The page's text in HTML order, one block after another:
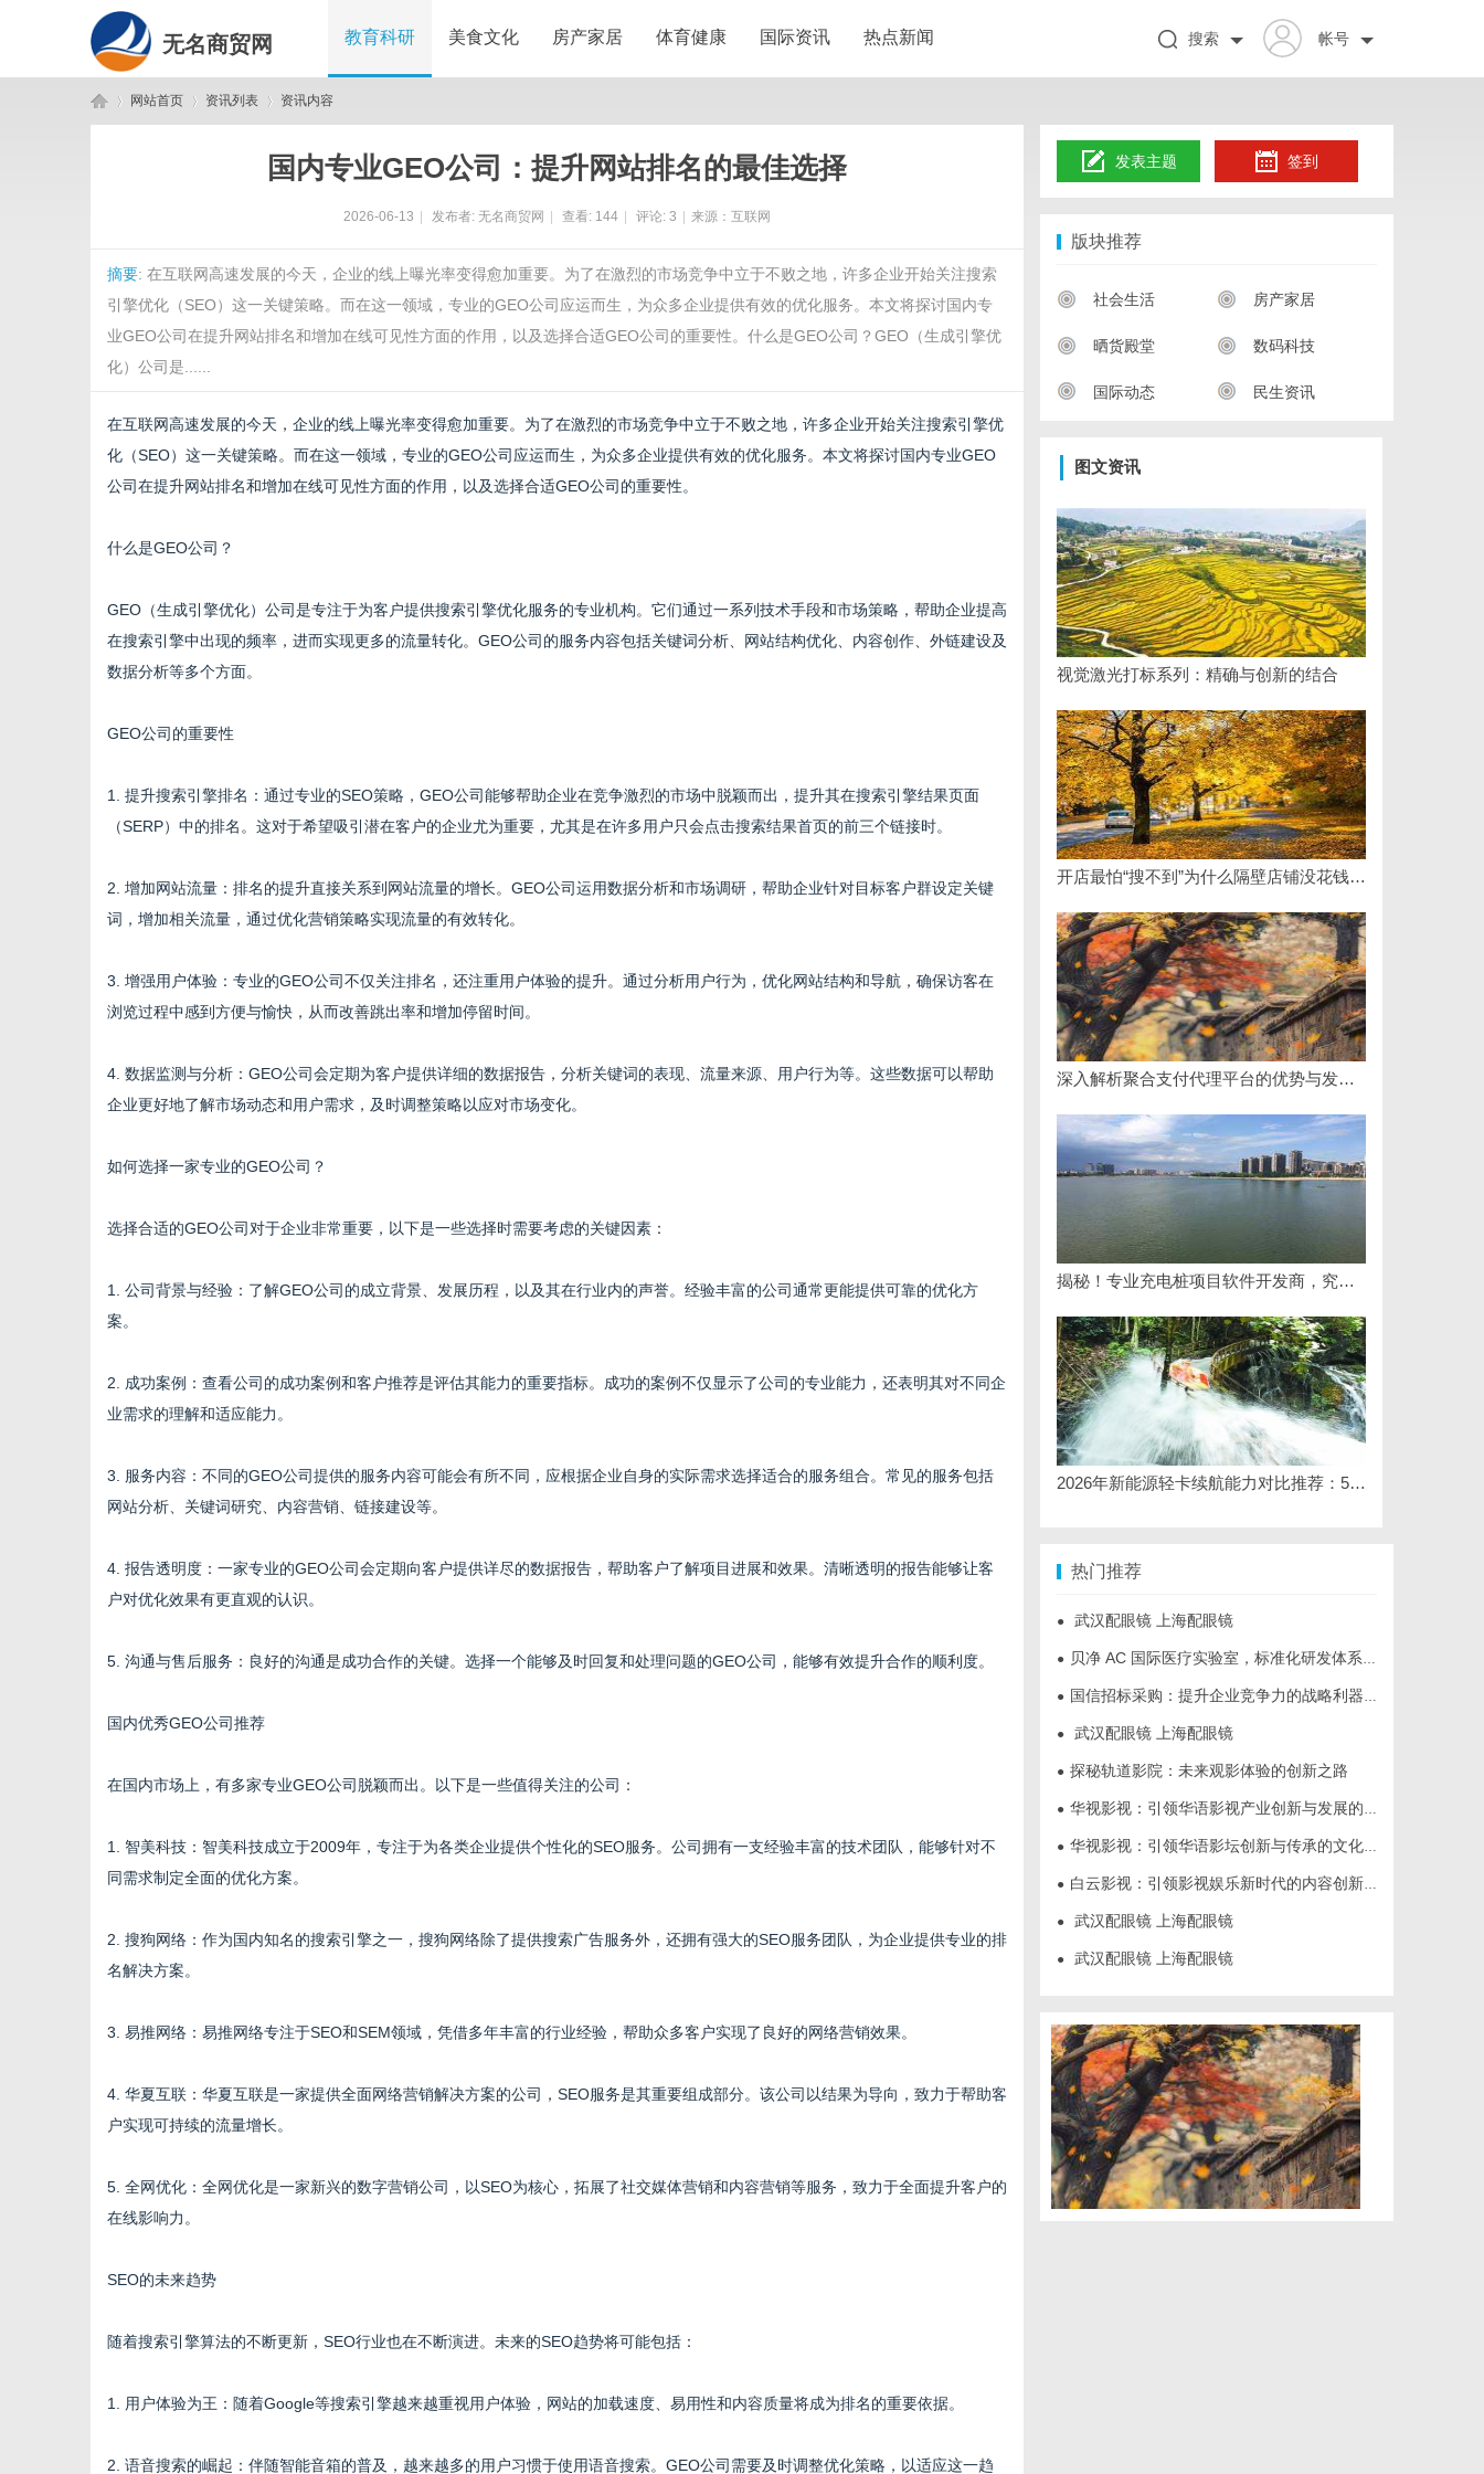
无名商贸网 教育科研 美食文化 房产家居 体育健康 国际资讯 热点新闻 帐号
搜索
网站首页 资讯列表 资讯内容
国内专业GEO公司：提升网站排名的最佳选择
2026-06-13 发布者: 无名商贸网 查看: 144 评论: 3 来源：互联网
摘要: 在互联网高速发展的今天，企业的线上曝光率变得愈加重要。为了在激烈的市场竞争中立于不败之地，许多企业开始关注搜索
引擎优化（SEO）这一关键策略。而在这一领域，专业的GEO公司应运而生，为众多企业提供有效的优化服务。本文将探讨国内专
业GEO公司在提升网站排名和增加在线可见性方面的作用，以及选择合适GEO公司的重要性。什么是GEO公司？GEO（生成引擎优
化）公司是......
在互联网高速发展的今天，企业的线上曝光率变得愈加重要。为了在激烈的市场竞争中立于不败之地，许多企业开始关注搜索引擎优
化（SEO）这一关键策略。而在这一领域，专业的GEO公司应运而生，为众多企业提供有效的优化服务。本文将探讨国内专业GEO
公司在提升网站排名和增加在线可见性方面的作用，以及选择合适GEO公司的重要性。
什么是GEO公司？
GEO（生成引擎优化）公司是专注于为客户提供搜索引擎优化服务的专业机构。它们通过一系列技术手段和市场策略，帮助企业提高
在搜索引擎中出现的频率，进而实现更多的流量转化。GEO公司的服务内容包括关键词分析、网站结构优化、内容创作、外链建设及
数据分析等多个方面。
GEO公司的重要性
1. 提升搜索引擎排名：通过专业的SEO策略，GEO公司能够帮助企业在竞争激烈的市场中脱颖而出，提升其在搜索引擎结果页面
（SERP）中的排名。这对于希望吸引潜在客户的企业尤为重要，尤其是在许多用户只会点击搜索结果首页的前三个链接时。
2. 增加网站流量：排名的提升直接关系到网站流量的增长。GEO公司运用数据分析和市场调研，帮助企业针对目标客户群设定关键
词，增加相关流量，通过优化营销策略实现流量的有效转化。
3. 增强用户体验：专业的GEO公司不仅关注排名，还注重用户体验的提升。通过分析用户行为，优化网站结构和导航，确保访客在
浏览过程中感到方便与愉快，从而改善跳出率和增加停留时间。
4. 数据监测与分析：GEO公司会定期为客户提供详细的数据报告，分析关键词的表现、流量来源、用户行为等。这些数据可以帮助
企业更好地了解市场动态和用户需求，及时调整策略以应对市场变化。
如何选择一家专业的GEO公司？
选择合适的GEO公司对于企业非常重要，以下是一些选择时需要考虑的关键因素：
1. 公司背景与经验：了解GEO公司的成立背景、发展历程，以及其在行业内的声誉。经验丰富的公司通常更能提供可靠的优化方
案。
2. 成功案例：查看公司的成功案例和客户推荐是评估其能力的重要指标。成功的案例不仅显示了公司的专业能力，还表明其对不同企
业需求的理解和适应能力。
3. 服务内容：不同的GEO公司提供的服务内容可能会有所不同，应根据企业自身的实际需求选择适合的服务组合。常见的服务包括
网站分析、关键词研究、内容营销、链接建设等。
4. 报告透明度：一家专业的GEO公司会定期向客户提供详尽的数据报告，帮助客户了解项目进展和效果。清晰透明的报告能够让客
户对优化效果有更直观的认识。
5. 沟通与售后服务：良好的沟通是成功合作的关键。选择一个能够及时回复和处理问题的GEO公司，能够有效提升合作的顺利度。
国内优秀GEO公司推荐
在国内市场上，有多家专业GEO公司脱颖而出。以下是一些值得关注的公司：
1. 智美科技：智美科技成立于2009年，专注于为各类企业提供个性化的SEO服务。公司拥有一支经验丰富的技术团队，能够针对不
同需求制定全面的优化方案。
2. 搜狗网络：作为国内知名的搜索引擎之一，搜狗网络除了提供搜索广告服务外，还拥有强大的SEO服务团队，为企业提供专业的排
名解决方案。
3. 易推网络：易推网络专注于SEO和SEM领域，凭借多年丰富的行业经验，帮助众多客户实现了良好的网络营销效果。
4. 华夏互联：华夏互联是一家提供全面网络营销解决方案的公司，SEO服务是其重要组成部分。该公司以结果为导向，致力于帮助客
户实现可持续的流量增长。
5. 全网优化：全网优化是一家新兴的数字营销公司，以SEO为核心，拓展了社交媒体营销和内容营销等服务，致力于全面提升客户的
在线影响力。
SEO的未来趋势
随着搜索引擎算法的不断更新，SEO行业也在不断演进。未来的SEO趋势将可能包括：
1. 用户体验为王：随着Google等搜索引擎越来越重视用户体验，网站的加载速度、易用性和内容质量将成为排名的重要依据。
2. 语音搜索的崛起：伴随智能音箱的普及，越来越多的用户习惯于使用语音搜索。GEO公司需要及时调整优化策略，以适应这一趋
发表主题 签到
版块推荐
社会生活 房产家居
晒货殿堂 数码科技
国际动态 民生资讯
图文资讯
视觉激光打标系列：精确与创新的结合
开店最怕“搜不到”为什么隔壁店铺没花钱，ai却天天给他免费派单？
深入解析聚合支付代理平台的优势与发展趋势
揭秘！专业充电桩项目软件开发商，究竟藏着哪些行业秘诀？
2026年新能源轻卡续航能力对比推荐：5大主流平台三维解析
热门推荐
● 武汉配眼镜 上海配眼镜
● 贝净 AC 国际医疗实验室，标准化研发体系全解析
● 国信招标采购：提升企业竞争力的战略利器解析
● 武汉配眼镜 上海配眼镜
● 探秘轨道影院：未来观影体验的创新之路
● 华视影视：引领华语影视产业创新与发展的标杆企业
● 华视影视：引领华语影坛创新与传承的文化先锋
● 白云影视：引领影视娱乐新时代的内容创新平台
● 武汉配眼镜 上海配眼镜
● 武汉配眼镜 上海配眼镜